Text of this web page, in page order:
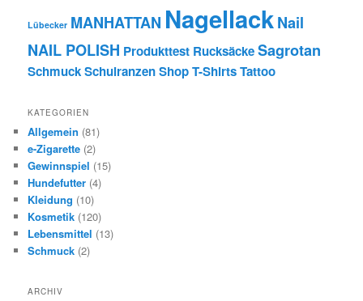
Lübecker MANHATTAN NagellackNail
NAIL POLISH Produkttest RucksäckeSagrotan
SchmuckSchulranzenShopT-ShirtsTattoo
KATEGORIEN
Allgemein (81)
e-Zigarette (2)
Gewinnspiel (15)
Hundefutter (4)
Kleidung (10)
Kosmetik (120)
Lebensmittel (13)
Schmuck (2)
ARCHIV